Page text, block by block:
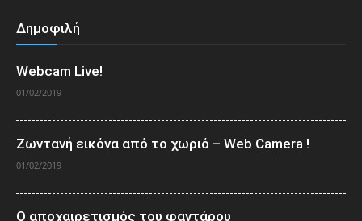
Δημοφιλή
Webcam Live!
01/02/2019
Ζωντανή εικόνα από το χωριό – Web Camera !
01/02/2019
Ο αποχαιρετισμός του φαντάρου